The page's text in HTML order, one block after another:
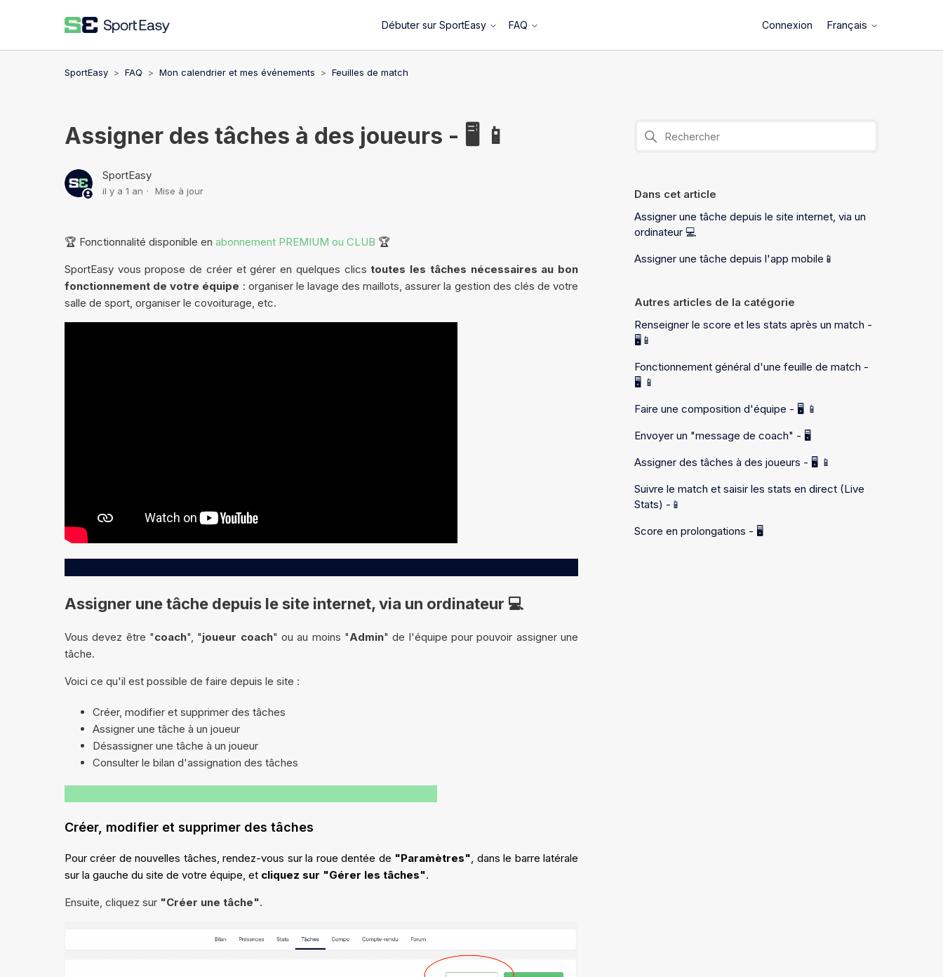
Débuter sur SportEasy FAQ Connexion Français
SportEasy FAQ Mon calendrier et mes événements Feuilles de match
Assigner des tâches à des joueurs - 🖥️ 📱
SportEasy
il y a 1 an Mise à jour
🏆 Fonctionnalité disponible en abonnement PREMIUM ou CLUB 🏆
SportEasy vous propose de créer et gérer en quelques clics toutes les tâches nécessaires au bon
fonctionnement de votre équipe : organiser le lavage des maillots, assurer la gestion des clés de votre
salle de sport, organiser le covoiturage, etc.
Assigner une tâche depuis le site internet, via un ordinateur 💻
Vous devez être "coach", "joueur coach" ou au moins "Admin" de l'équipe pour pouvoir assigner une
tâche.
Voici ce qu'il est possible de faire depuis le site :
Créer, modifier et supprimer des tâches
Assigner une tâche à un joueur
Désassigner une tâche à un joueur
Consulter le bilan d'assignation des tâches
Créer, modifier et supprimer des tâches
Pour créer de nouvelles tâches, rendez-vous sur la roue dentée de "Paramètres", dans le barre latérale
sur la gauche du site de votre équipe, et cliquez sur "Gérer les tâches".
Ensuite, cliquez sur "Créer une tâche".
Dans cet article
Assigner une tâche depuis le site internet, via un
ordinateur 💻
Assigner une tâche depuis l'app mobile📱
Autres articles de la catégorie
Renseigner le score et les stats après un match -
🖥️📱
Fonctionnement général d'une feuille de match -
🖥️ 📱
Faire une composition d'équipe - 🖥️ 📱
Envoyer un "message de coach" - 🖥️
Assigner des tâches à des joueurs - 🖥️ 📱
Suivre le match et saisir les stats en direct (Live
Stats) -📱
Score en prolongations - 🖥️